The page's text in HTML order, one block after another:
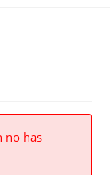
no has